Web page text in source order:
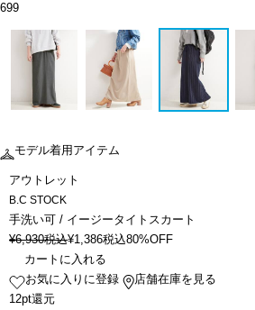
699
モデル着用アイテム
アウトレット
B.C STOCK
手洗い可 / イージータイトスカート
¥6,930税込¥1,386税込80%OFF
カートに入れる
お気に入りに登録
店舗在庫を見る
12pt還元